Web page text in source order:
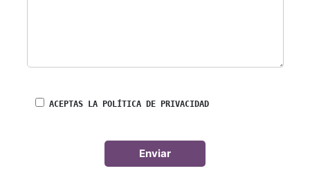
ACEPTAS LA POLÍTICA DE PRIVACIDAD